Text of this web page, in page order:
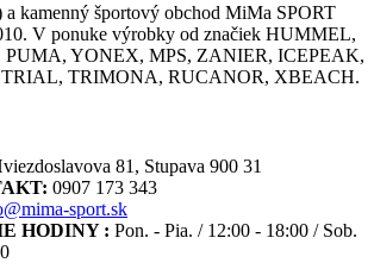
a kamenný športový obchod MiMa SPORT
V ponuke výrobky od značiek HUMMEL,
PUMA, YONEX, MPS, ZANIER, ICEPEAK,
TRIMONA, RUCANOR, XBEACH.
81, Stupava 900 31
0907 173 343
sport.sk
HODINY : Pon. - Pia. / 12:00 - 18:00 / Sob.